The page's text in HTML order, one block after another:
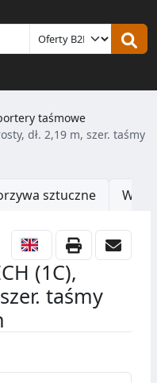
taśmowe
dł. 2,19 m, szer. taśmy
sztuczne
(1C),
taśmy